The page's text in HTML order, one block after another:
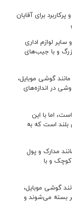
برای آقایان
لوازم اداری
و با جیب‌های
گوشی موبایل،
در اندازه‌های
اما با این
است که به
مدارک و پول
و با
گوشی موبایل،
بسته می‌شوند و